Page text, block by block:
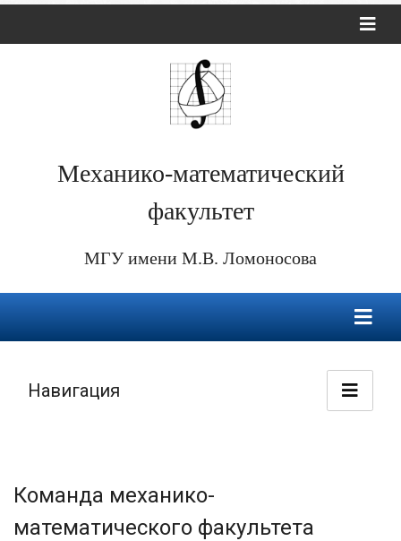
Механико-математический
факультет
МГУ имени М.В. Ломоносова
Навигация
Команда механико-
математического факультета